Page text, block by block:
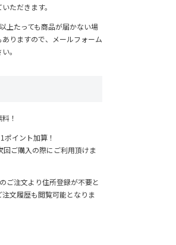
ただきます。
上たっても商品が届かない場
りますので、メールフォーム
。
！
ポイント加算！
回ご購入の際にご利用頂けま
ご注文より住所登録が不要と
文履歴も閲覧可能となりま